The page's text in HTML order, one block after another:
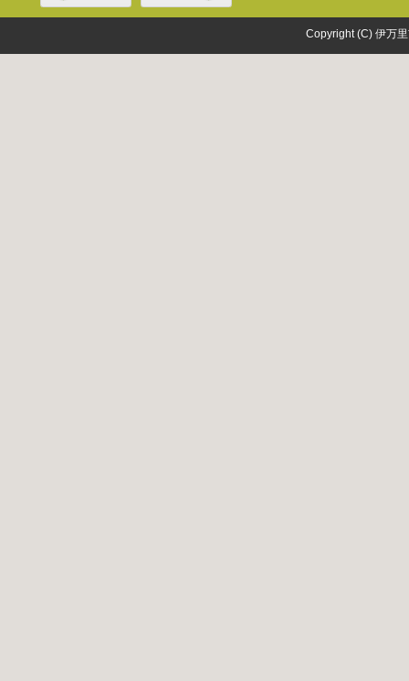
Copyright (C) 伊万